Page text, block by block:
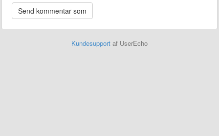
Kundesupport af UserEcho